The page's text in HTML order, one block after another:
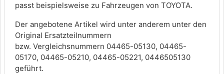
passt beispielsweise zu Fahrzeugen von TOYOTA.
Der angebotene Artikel wird unter anderem unter den
Original Ersatzteilnummern
bzw. Vergleichsnummern 04465-05130, 04465-
05170, 04465-05210, 04465-05221, 0446505130
geführt.